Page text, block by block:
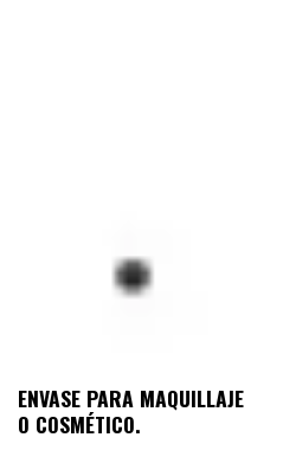
ENVASE PARA MAQUILLAJE
O COSMÉTICO.